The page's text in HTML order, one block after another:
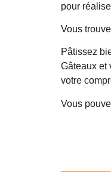
pour
Vous
Pâtissez
Gâteaux et
votre
Vous